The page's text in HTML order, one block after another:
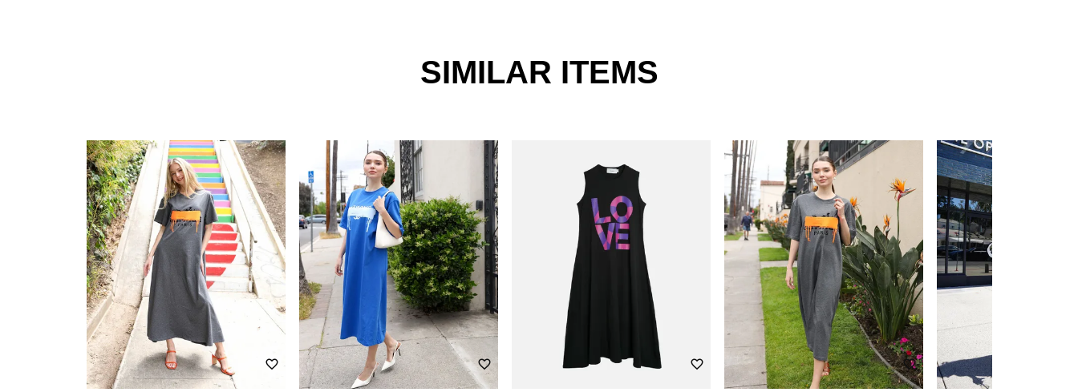
▼実物に近い色は、着用以外の色名が付いた画像が１番近い色になります。
▼サイズはスタッフが平置きでメジャー計測したものになります。商品により若干の誤差が生じ
る場合がございます。
▼ご購入の際に1回の決済で当店が定めている金額以上であれば送料無料となります。再度、別
決済でご購入する際は同梱は出来かねます。
▼多くのお客様からアクセスいただいておりますので、他のお客様と同じタイミングで商品をカ
ートに入れてしまった場合、ご注文頂いた商品が欠品となる場合もございます。
その場合は、在庫切れのお詫びメールとともに、欠品分の商品をキャンセルした内容にて商品を
手配させていただきます。
SIMILAR ITEMS